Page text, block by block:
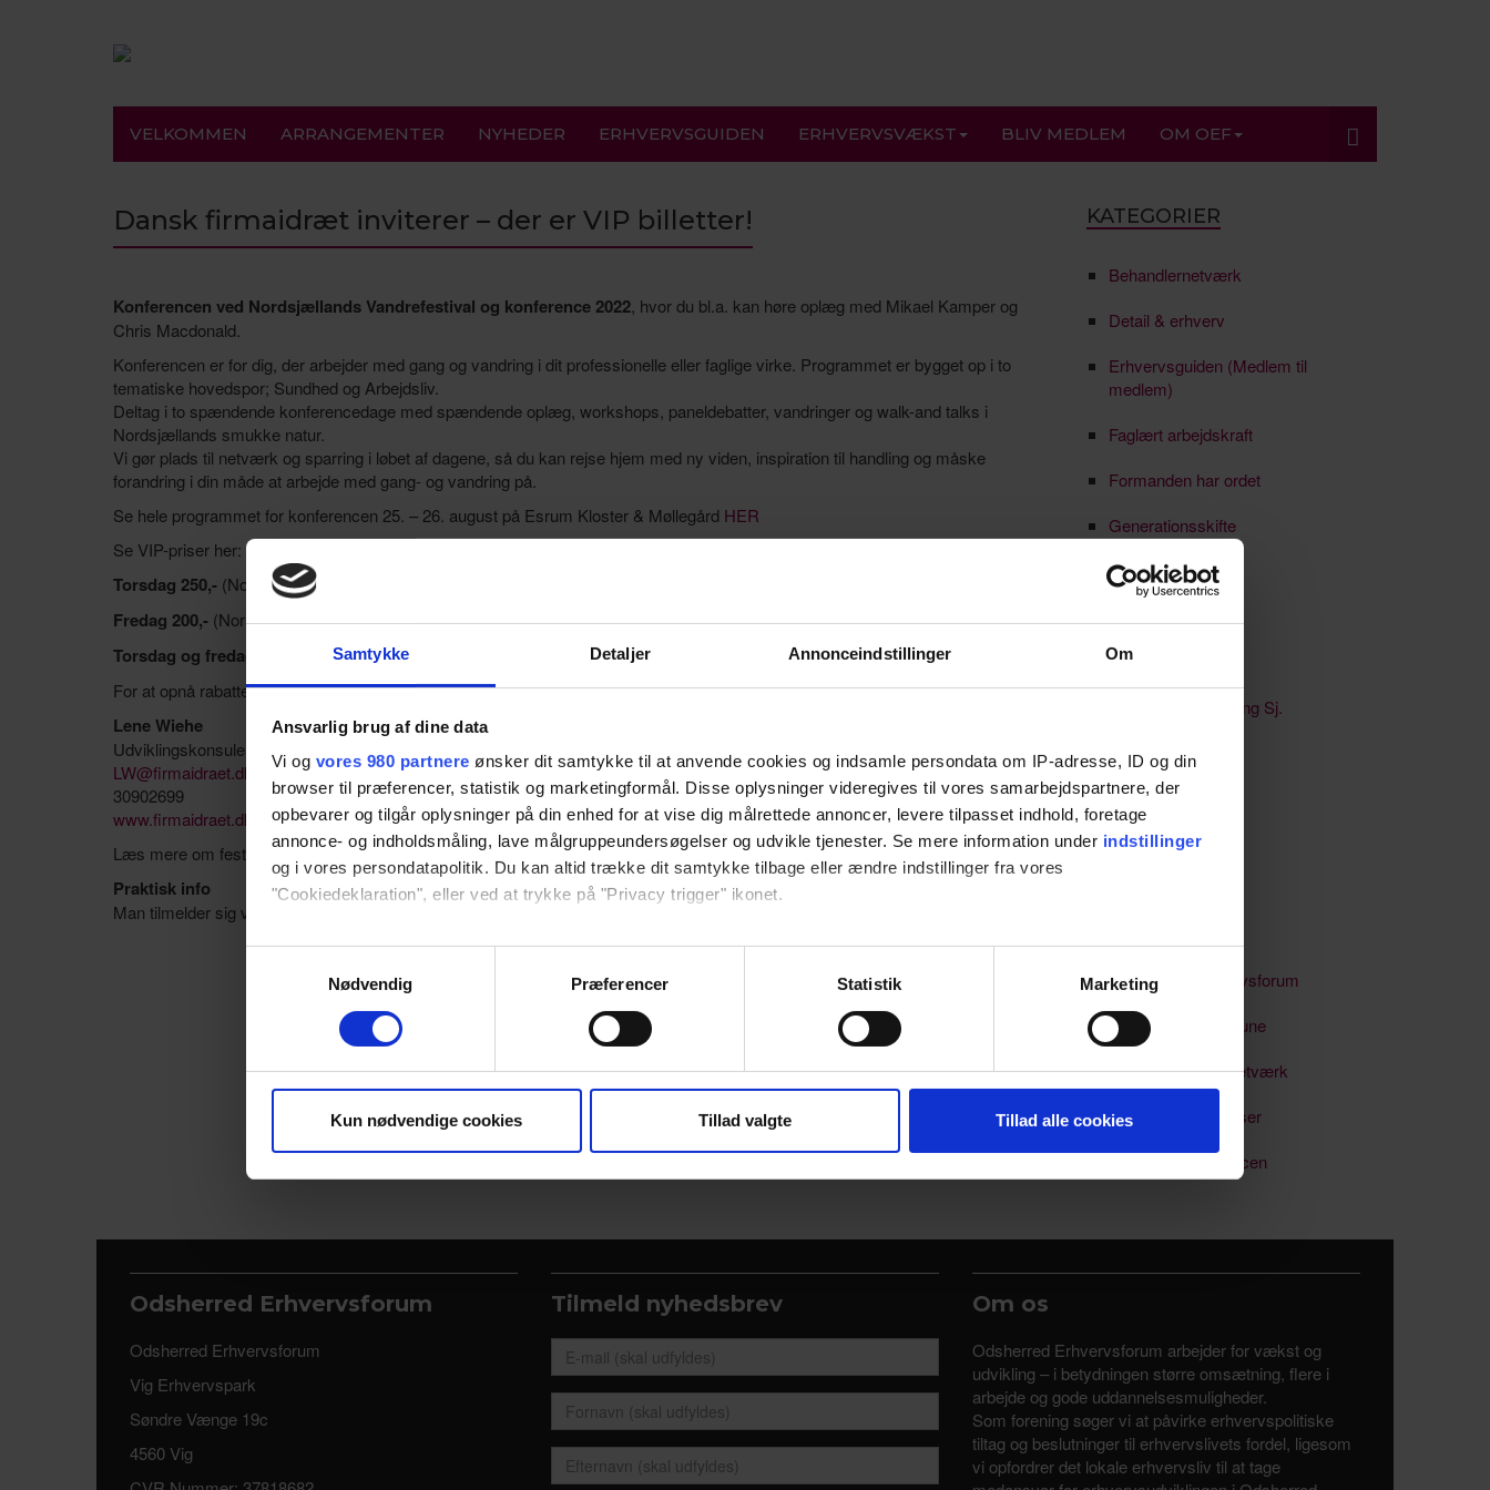
Samtykke Detaljer Annonceindstillinger Om
Ansvarlig brug af dine data
Vi og vores 980 partnere ønsker dit samtykke til at anvende cookies og indsamle persondata om IP-adresse, ID og din
browser til præferencer, statistik og marketingformål. Disse oplysninger videregives til vores samarbejdspartnere, der
opbevarer og tilgår oplysninger på din enhed for at vise dig målrettede annoncer, levere tilpasset indhold, foretage
annonce- og indholdsmåling, lave målgruppeundersøgelser og udvikle tjenester. Se mere information under indstillinger
og i vores persondatapolitik. Du kan altid trække dit samtykke tilbage eller ændre indstillinger fra vores
"Cookiedeklaration", eller ved at trykke på "Privacy trigger" ikonet.
Dine valg anvendes på hele websitet.
vores trafik. Vi deler også oplysninger om din brug af vores hjemmeside med vores partnere inden for sociale medier,
Nødvendig
Præferencer Statistik Marketing
Kun nødvendige cookies Tillad valgte Tillad alle cookies
VELKOMMEN ARRANGEMENTER NYHEDER ERHVERVSGUIDEN ERHVERVSVÆKST BLIV MEDLEM OM OEF
Dansk firmaidræt inviterer – der er VIP billetter!
Konferencen ved Nordsjællands Vandrefestival og konference 2022, hvor du bl.a. kan høre oplæg med Mikael Kamper og
Chris Macdonald.
Konferencen er for dig, der arbejder med gang og vandring i dit professionelle eller faglige virke. Programmet er bygget op i to
tematiske hovedspor; Sundhed og Arbejdsliv.
Deltag i to spændende konferencedage med spændende oplæg, workshops, paneldebatter, vandringer og walk-and talks i
Nordsjællands smukke natur.
Vi gør plads til netværk og sparring i løbet af dagene, så du kan rejse hjem med ny viden, inspiration til handling og måske
forandring i din måde at arbejde med gang- og vandring på.
Se hele programmet for konferencen 25. – 26. august på Esrum Kloster & Møllegård HER
Se VIP-priser her:
Torsdag 250,- (Normalt 1.099,-)
Fredag 200,- (Normalt 599,-)
Torsdag og fredag 450,-
(Normalt 1499,-)
For at opnå rabatten skal du oplyse en rabatkode, som du kan få i sekretariatet i Odsherred Erhvervsforum – eller kontakt
Lene Wiehe
Udviklingskonsulent i Dansk Firmaidræt
LW@firmaidraet.dk
30902699
www.firmaidraet.dk
Læs mere om festivalen her:https://www.nordsjaellandsvandrefestival.dk/
Praktisk info
Man tilmelder sig via dette
KATEGORIER
Behandlernetværk
Detail & erhverv
Erhvervsguiden (Medlem til
medlem)
Faglært arbejdskraft
Formanden har ordet
Generationsskifte
HR-netværk
Jobmarked
Købstaden Nykøbing Sj.
Kultur & events
Lærlinge & elever
Netværk
Odsherred Erhvervsforum
Odsherred Kommune
Soloselvstændignetværk
Uddannelse & kurser
Uddannelsesalliancen
Odsherred Erhvervsforum
Odsherred Erhvervsforum
Vig Erhvervspark
Søndre Vænge 19c
4560 Vig
Tilmeld nyhedsbrev Om os
Odsherred Erhvervsforum arbejder for vækst og
udvikling – i betydningen større omsætning, flere i
arbejde og gode uddannelsesmuligheder.
Som forening søger vi at påvirke erhvervspolitiske
tiltag og beslutninger til erhvervslivets fordel, ligesom
vi opfordrer det lokale erhvervsliv til at tage